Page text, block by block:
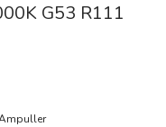
G53 R111